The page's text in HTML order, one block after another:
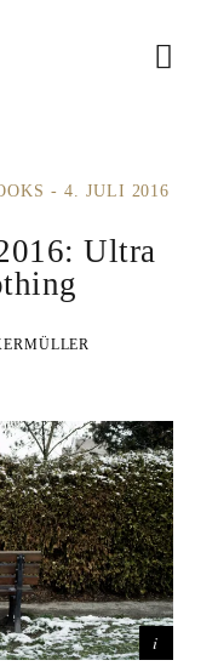
M
ü
ö
e
n
4. JULI 2016
Ultra